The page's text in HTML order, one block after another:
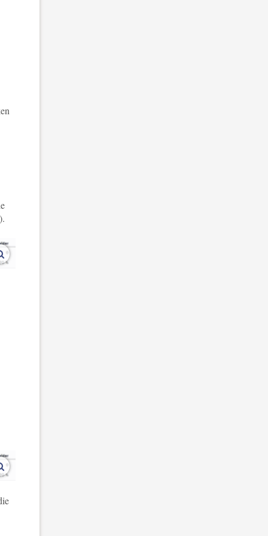
vergroot afbeeldingen
vergroot afbeeldingen